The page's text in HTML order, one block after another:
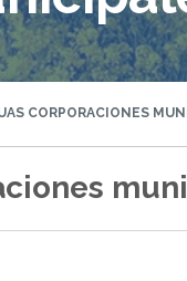
CORPORACIONES